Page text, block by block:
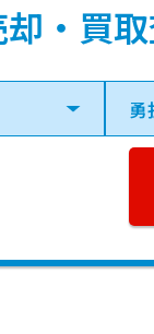
・買